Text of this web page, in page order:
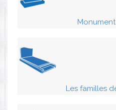
Les familles